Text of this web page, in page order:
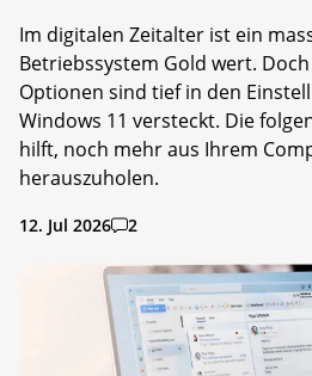
Im digitalen Zeitalter ist ein
Betriebssystem Gold wert.
Optionen sind tief in den
Windows 11 versteckt. Die
hilft, noch mehr aus Ihrem
herauszuholen.
12. Jul 2026 2